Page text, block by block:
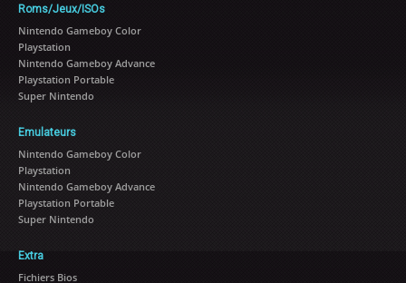
Roms/Jeux/ISOs
Nintendo Gameboy Color
Playstation
Nintendo Gameboy Advance
Playstation Portable
Super Nintendo
Emulateurs
Nintendo Gameboy Color
Playstation
Nintendo Gameboy Advance
Playstation Portable
Super Nintendo
Extra
Fichiers Bios